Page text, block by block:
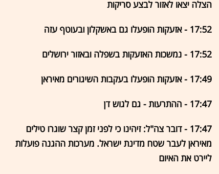
הצלה יצאו לאזור לבצע סריקות
17:52 - אזעקות הופעלו גם באשקלון ובעוטף עזה
17:52 - נמשכות האזעקות בשפלה ובאזור ירושלים
17:49 - אזעקות הופעלו בעקבות השיגורים מאיראן
17:47 - ההתרעות - גם לגוש דן
17:47 - דובר צה"ל: זיהינו כי לפני זמן קצר שוגרו טילים
מאיראן לעבר שטח מדינת ישראל. מערכות ההגנה פועלות
ליירט את האיום